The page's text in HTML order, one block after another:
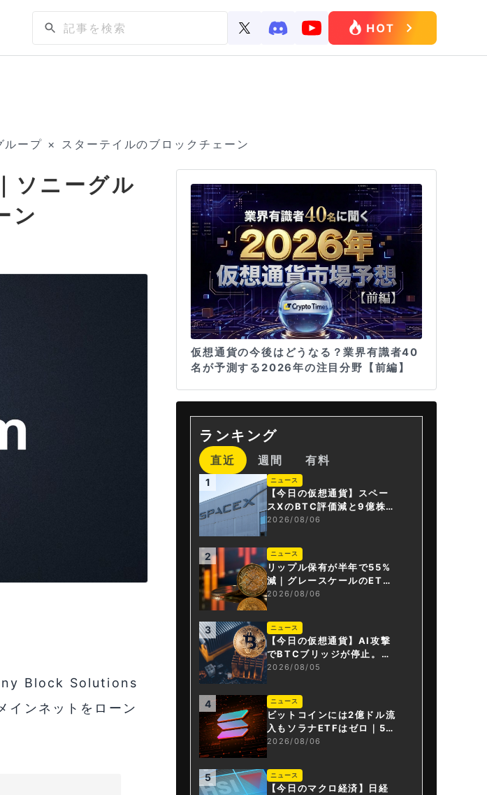
ープ × スターテイルのブロックチェーン
ソニーグル
ン
Block Solutions
ンネットをローン
仮想通貨の今後はどうなる？業界有識者40
名が予測する2026年の注目分野【前編】
ランキング
直近 週間 有料
1 ニュース
【今日の仮想通貨】スペー
スXのBTC評価減と9億株の
解禁。208億円相当のBTC
が盗難
2026/08/06
2 ニュース
リップル保有が半年で55%
減｜グレースケールのET
F、純資産1.6億ドル減
2026/08/06
3 ニュース
【今日の仮想通貨】AI攻撃
でBTCブリッジが停止。金
融庁が「暗号資産・ステー
2026/08/05
4 ニュース
ビットコインには2億ドル流
入もソラナETFはゼロ｜5営
業日連続で停止
2026/08/06
5 ニュース
【今日のマクロ経済】日経